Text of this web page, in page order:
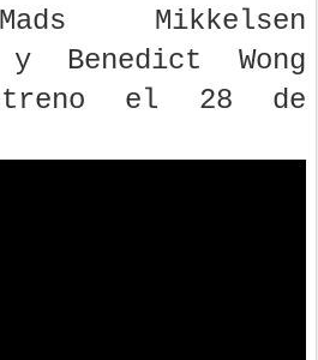
Mikkelsen
Benedict Wong
el 28 de